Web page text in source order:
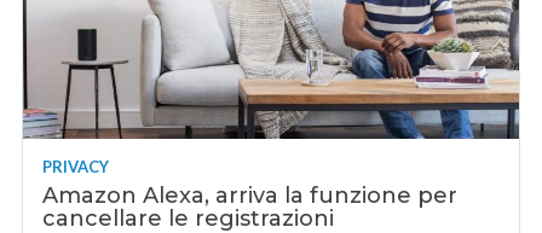
PRIVACY
Amazon Alexa, arriva la funzione per
cancellare le registrazioni